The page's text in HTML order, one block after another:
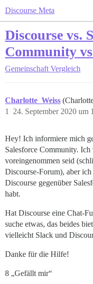
Discourse Meta
Discourse vs.
Community
Gemeinschaft Vergleich
Charlotte_Weiss
24. September 2020 um
1
Hey! Ich informiere mich
Salesforce Community.
voreingenommen seid
Discourse-Forum), aber
Discourse gegenüber
habt.
Hat Discourse eine Chat-
suche etwas, das beides
vielleicht Slack und
Danke für die Hilfe!
8 „Gefällt mir“